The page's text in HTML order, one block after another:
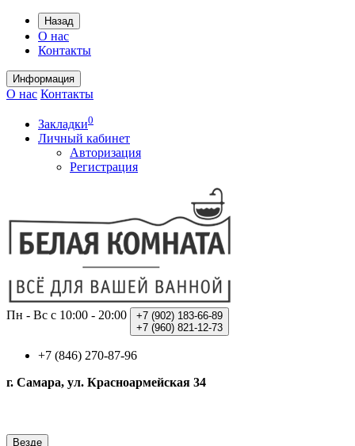
Назад
О нас
Контакты
Информация
О нас Контакты
Закладки0
Личный кабинет
Авторизация
Регистрация
Пн - Вс с 10:00 - 20:00 +7 (902) 183-66-89
+7 (960) 821-12-73
+7 (846) 270-87-96
г. Самара, ул. Красноармейская 34
Везде